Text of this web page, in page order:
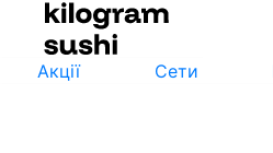
Акції Сети